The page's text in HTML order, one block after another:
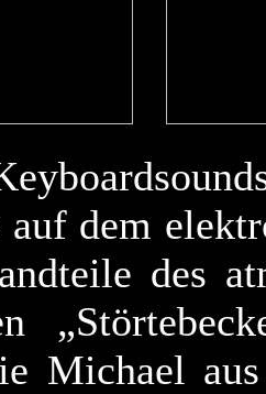
dem
des
Michael